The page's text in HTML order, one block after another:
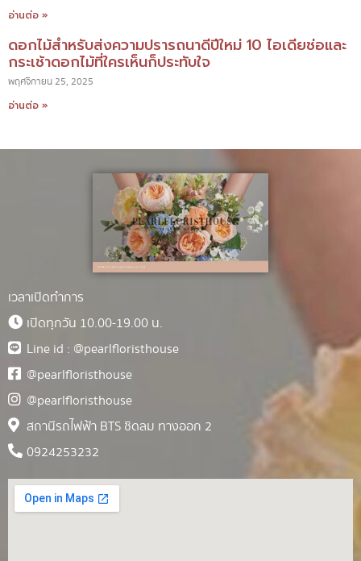
อ่านต่อ »
ดอกไม้สำหรับส่งความปรารถนาดีปีใหม่ 10 ไอเดียช่อและ
กระเช้าดอกไม้ที่ใครเห็นก็ประทับใจ
พฤศจิกายน 25, 2025
อ่านต่อ »
เวลาเปิดทำการ
เปิดทุกวัน 10.00-19.00 น.
Line id : @pearlfloristhouse
@pearlfloristhouse
@pearlfloristhouse
สถานีรถไฟฟ้า BTS ชิดลม ทางออก 2
0924253232